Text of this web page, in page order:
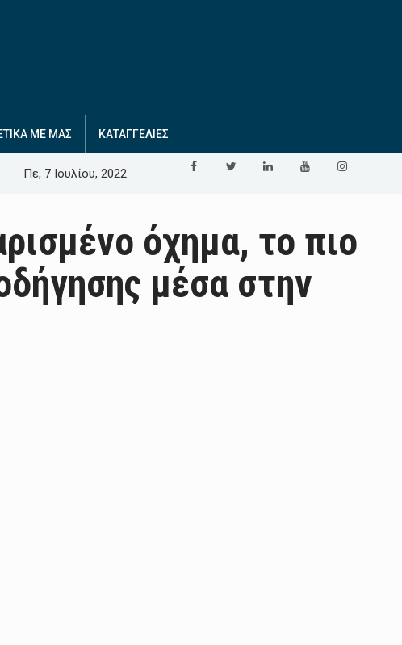
ΜΕ ΜΑΣ ΚΑΤΑΓΓΕΛΙΕΣ
Πε, 7 Ιουλίου, 2022
όχημα, το πιο
μέσα στην